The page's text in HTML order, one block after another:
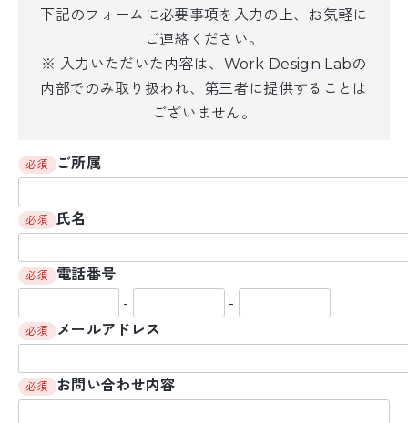
下記のフォームに必要事項を入力の上、お気軽に
ご連絡ください。
※ 入力いただいた内容は、Work Design Labの
内部でのみ取り扱われ、第三者に提供することは
ございません。
必須 ご所属
必須 氏名
必須
電話番号
-
-
必須 メールアドレス
必須 お問い合わせ内容